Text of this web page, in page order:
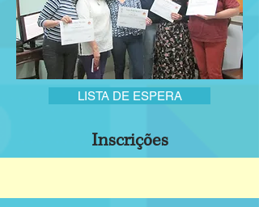
LISTA DE ESPERA
Inscrições